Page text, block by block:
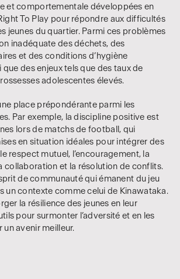
et comportementale développées en
To Play pour répondre aux difficultés
jeunes du quartier. Parmi ces problèmes
inadéquate des déchets, des
et des conditions d’hygiène
que des enjeux tels que des taux de
adolescentes élevés.
place prépondérante parmi les
Par exemple, la discipline positive est
lors de matchs de football, qui
en situation idéales pour intégrer des
respect mutuel, l’encouragement, la
collaboration et la résolution de conflits.
de communauté qui émanent du jeu
un contexte comme celui de Kinawataka.
la résilience des jeunes en leur
pour surmonter l’adversité et en les
un avenir meilleur.